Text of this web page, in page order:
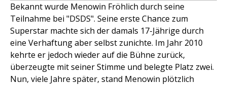
Bekannt wurde Menowin Fröhlich durch seine
Teilnahme bei "DSDS". Seine erste Chance zum
Superstar machte sich der damals 17-Jährige durch
eine Verhaftung aber selbst zunichte. Im Jahr 2010
kehrte er jedoch wieder auf die Bühne zurück,
überzeugte mit seiner Stimme und belegte Platz zwei.
Nun, viele Jahre später, stand Menowin plötzlich